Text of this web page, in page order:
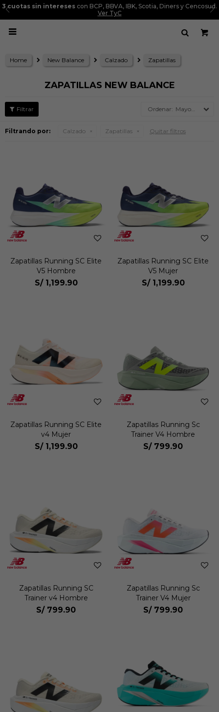
3 cuotas sin intereses con BCP, BBVA, IBK, Scotia, Diners y Cencosud.
Ver TyC

Home New Balance Calzado Zapatillas
ZAPATILLAS NEW BALANCE
Mayor precio
Filtrando por: Calzado Zapatillas Quitar filtros
Zapatillas Running SC Elite
V5 Hombre
S/ 1,199.90
Zapatillas Running SC Elite
V5 Mujer
S/ 1,199.90
Zapatillas Running SC Elite
v4 Mujer
S/ 1,199.90
Zapatillas Running Sc
Trainer V4 Hombre
S/ 799.90
Zapatillas Running SC
Trainer v4 Hombre
S/ 799.90
Zapatillas Running Sc
Trainer V4 Mujer
S/ 799.90